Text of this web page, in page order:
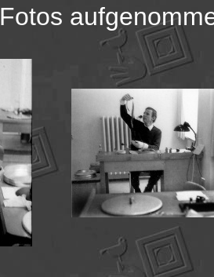
Fotos